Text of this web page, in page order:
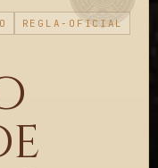
REGLA-OFICIAL